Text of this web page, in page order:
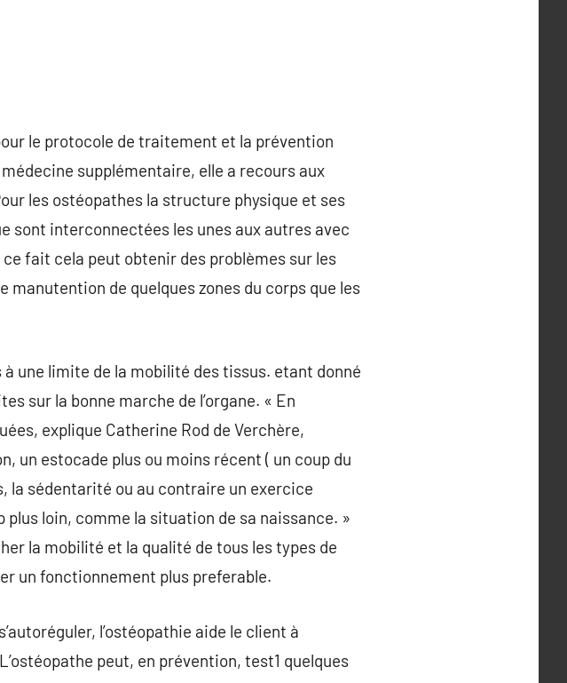
le protocole de traitement et la prévention
supplémentaire, elle a recours aux
les ostéopathes la structure physique et ses
sont interconnectées les unes aux autres avec
fait cela peut obtenir des problèmes sur les
de quelques zones du corps que les
une limite de la mobilité des tissus. etant donné
sur la bonne marche de l’organe. « En
explique Catherine Rod de Verchère,
un estocade plus ou moins récent ( un coup du
la sédentarité ou au contraire un exercice
loin, comme la situation de sa naissance. »
la mobilité et la qualité de tous les types de
un fonctionnement plus preferable.
l’ostéopathie aide le client à
peut, en prévention, test1 quelques